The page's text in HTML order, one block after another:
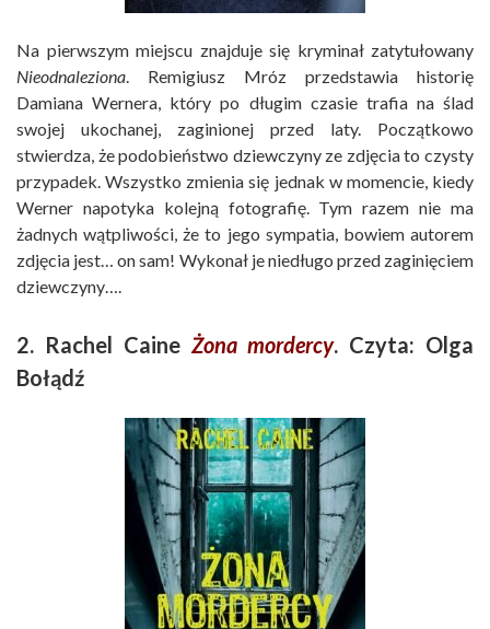
Na pierwszym miejscu znajduje się kryminał zatytułowany
Nieodnaleziona. Remigiusz Mróz przedstawia historię
Damiana Wernera, który po długim czasie trafia na ślad
swojej ukochanej, zaginionej przed laty. Początkowo
stwierdza, że podobieństwo dziewczyny ze zdjęcia to czysty
przypadek. Wszystko zmienia się jednak w momencie, kiedy
Werner napotyka kolejną fotografię. Tym razem nie ma
żadnych wątpliwości, że to jego sympatia, bowiem autorem
zdjęcia jest… on sam! Wykonał je niedługo przed zaginięciem
dziewczyny….
2. Rachel Caine Żona mordercy. Czyta: Olga
Bołądź